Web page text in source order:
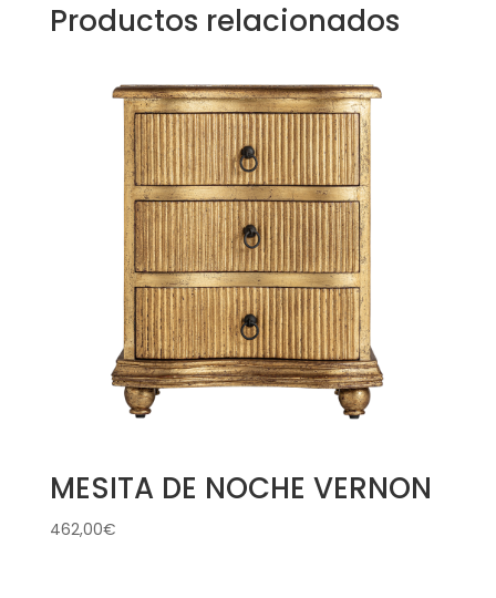
Productos relacionados
MESITA DE NOCHE VERNON
462,00€